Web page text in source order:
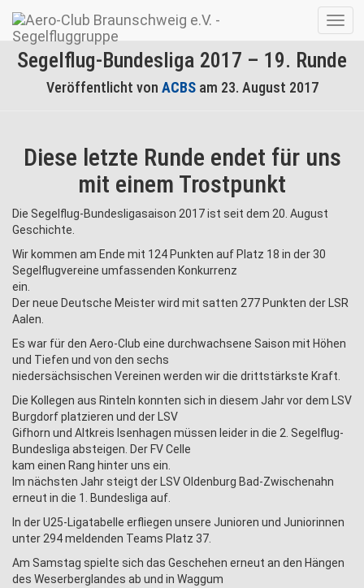
Segelflug-Bundesliga 2017 – 19. Runde
Veröffentlicht von ACBSam 23. August 2017
Diese letzte Runde endet für uns
mit einem Trostpunkt
Die Segelflug-Bundesligasaison 2017 ist seit dem 20. August
Geschichte.
Wir kommen am Ende mit 124 Punkten auf Platz 18 in der 30
Segelflugvereine umfassenden Konkurrenz
ein.
Der neue Deutsche Meister wird mit satten 277 Punkten der LSR
Aalen.
Es war für den Aero-Club eine durchwachsene Saison mit Höhen
und Tiefen und von den sechs
niedersächsischen Vereinen werden wir die drittstärkste Kraft.
Die Kollegen aus Rinteln konnten sich in diesem Jahr vor dem LSV
Burgdorf platzieren und der LSV
Gifhorn und Altkreis Isenhagen müssen leider in die 2. Segelflug-
Bundesliga absteigen. Der FV Celle
kam einen Rang hinter uns ein.
Im nächsten Jahr steigt der LSV Oldenburg Bad-Zwischenahn
erneut in die 1. Bundesliga auf.
In der U25-Ligatabelle erfliegen unsere Junioren und Juniorinnen
unter 294 meldenden Teams Platz 37.
Am Samstag spielte sich das Geschehen erneut an den Hängen
des Weserberglandes ab und in Waggum